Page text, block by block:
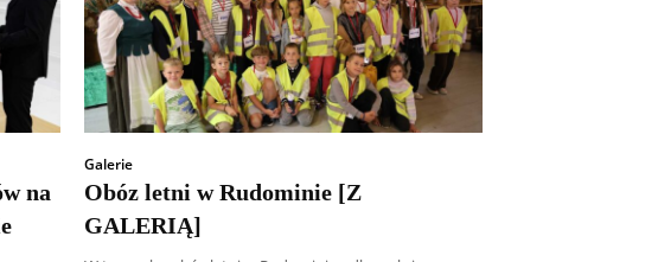
na
Galerie
Obóz letni w Rudominie [Z
GALERIĄ]